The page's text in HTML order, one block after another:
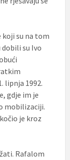
koji su na tom
su Ivo
lipnja 1992.
gdje im je
mobilizaciji.
je kroz
Rafalom